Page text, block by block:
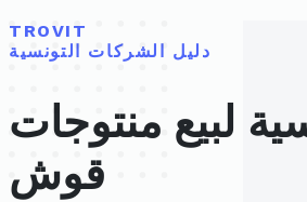
TROVIT
دليل الشركات التونسية
لبيع منتوجات
قوش